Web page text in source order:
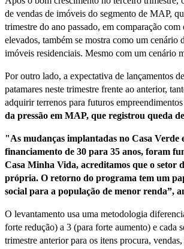
de vendas de imóveis do segmento de MAP,
trimestre do ano passado, em comparação
elevados, também se mostra como um cenário
imóveis residenciais. Mesmo com um cenário
Por outro lado, a expectativa de lançamentos
patamares neste trimestre frente ao anterior,
adquirir terrenos para futuros
da pressão em MAP, que registrou queda
"As mudanças implantadas no Casa Verde
financiamento de 30 para 35 anos, foram
Casa Minha Vida, acreditamos que o setor
própria. O retorno do programa tem um
social para a população de menor renda”,
O levantamento usa uma metodologia
forte redução) a 3 (para forte aumento) e cada
trimestre anterior para os itens procura,